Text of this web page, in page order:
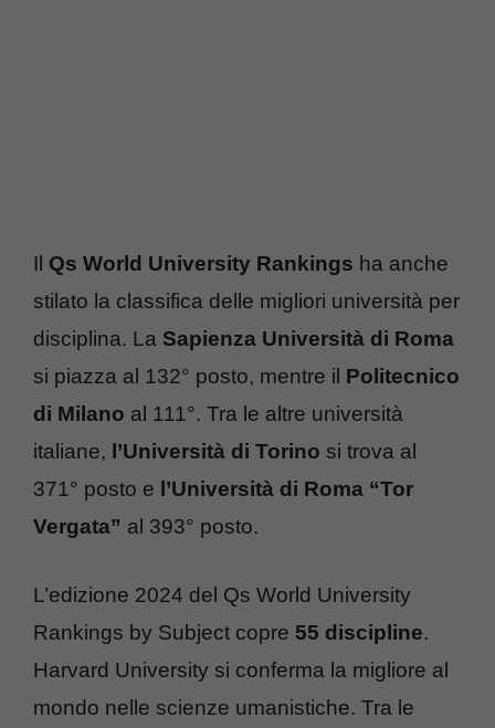
Il Qs World University Rankings ha anche
stilato la classifica delle migliori università per
disciplina. La Sapienza Università di Roma
si piazza al 132° posto, mentre il Politecnico
di Milano al 111°. Tra le altre università
italiane, l’Università di Torino si trova al
371° posto e l’Università di Roma “Tor
Vergata” al 393° posto.
L’edizione 2024 del Qs World University
Rankings by Subject copre 55 discipline.
Harvard University si conferma la migliore al
mondo nelle scienze umanistiche. Tra le